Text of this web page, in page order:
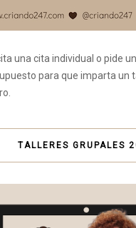
una cita individual o pide un
para que imparta un
TALLERES GRUPALES